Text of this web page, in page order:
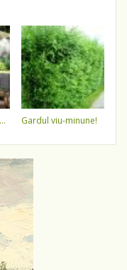
gardul viu-minune!